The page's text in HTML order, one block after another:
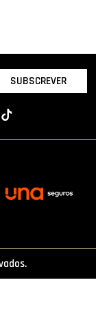
SUBSCREVER